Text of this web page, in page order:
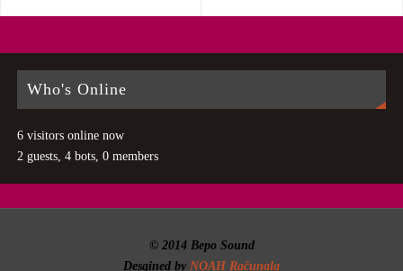
Who's Online
6 visitors online now
2 guests, 4 bots, 0 members
© 2014 Bepo Sound
Desgined by NOAH Računala